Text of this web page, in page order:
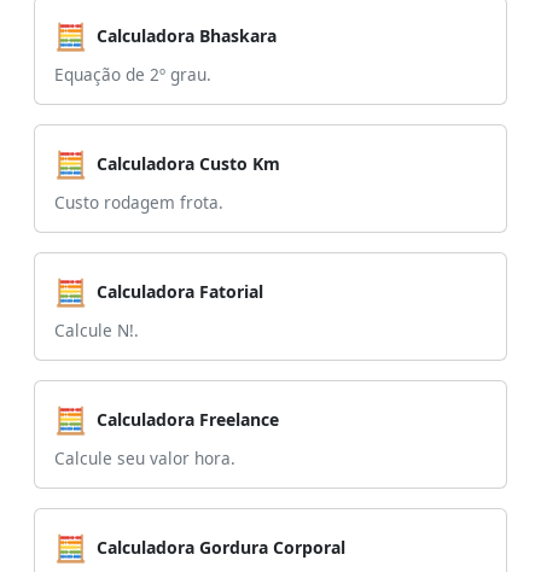
🧮 Calculadora Bhaskara
Equação de 2º grau.
🧮 Calculadora Custo Km
Custo rodagem frota.
🧮 Calculadora Fatorial
Calcule N!.
🧮 Calculadora Freelance
Calcule seu valor hora.
🧮 Calculadora Gordura Corporal